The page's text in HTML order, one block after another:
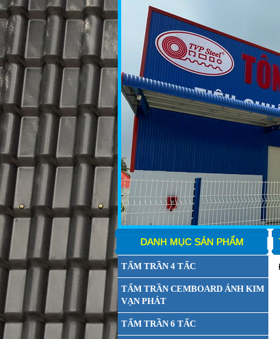
DANH MỤC SẢN PHẨM
TẤM TRẦN 4 TẤC
TẤM TRẦN CEMBOARD ÁNH KIM
VẠN PHÁT
TẤM TRẦN 6 TẤC